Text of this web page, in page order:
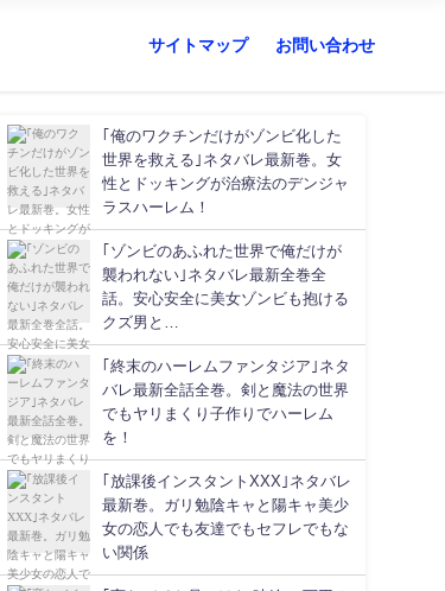
サイトマップ お問い合わせ
｢俺のワクチンだけがゾンビ化した
世界を救える｣ネタバレ最新巻。女
性とドッキングが治療法のデンジャ
ラスハーレム！
｢ゾンビのあふれた世界で俺だけが
襲われない｣ネタバレ最新全巻全
話。安心安全に美女ゾンビも抱ける
クズ男と…
｢終末のハーレムファンタジア｣ネタ
バレ最新全話全巻。剣と魔法の世界
でもヤリまくり子作りでハーレム
を！
｢放課後インスタントXXX｣ネタバレ
最新巻。ガリ勉陰キャと陽キャ美少
女の恋人でも友達でもセフレでもな
い関係